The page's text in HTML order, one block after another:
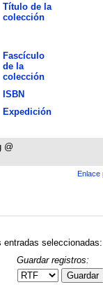
Título de la
colección
Fascículo
de la
colección
ISBN
Expedición
@
Enlace
entradas seleccionadas:
Guardar registros:
Guardar